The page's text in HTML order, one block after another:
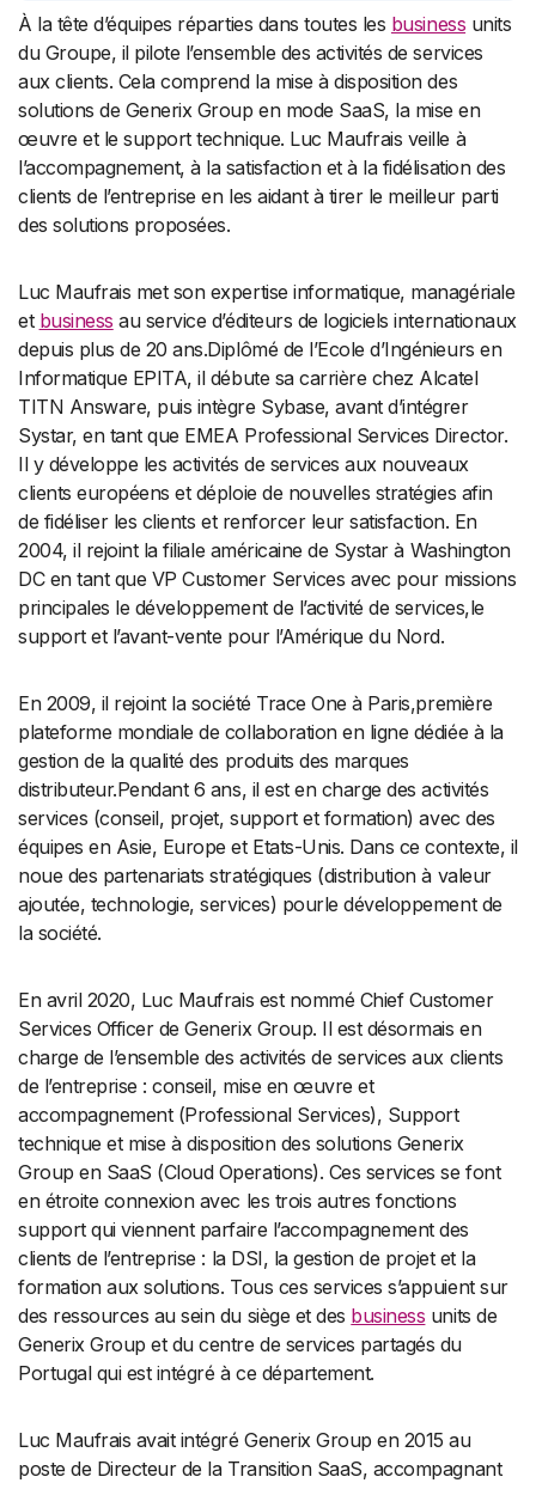
À la tête d’équipes réparties dans toutes les business units
du Groupe, il pilote l’ensemble des activités de services
aux clients. Cela comprend la mise à disposition des
solutions de Generix Group en mode SaaS, la mise en
œuvre et le support technique. Luc Maufrais veille à
l’accompagnement, à la satisfaction et à la fidélisation des
clients de l’entreprise en les aidant à tirer le meilleur parti
des solutions proposées.
Luc Maufrais met son expertise informatique, managériale
et business au service d’éditeurs de logiciels internationaux
depuis plus de 20 ans.Diplômé de l’Ecole d’Ingénieurs en
Informatique EPITA, il débute sa carrière chez Alcatel
TITN Answare, puis intègre Sybase, avant d’intégrer
Systar, en tant que EMEA Professional Services Director.
Il y développe les activités de services aux nouveaux
clients européens et déploie de nouvelles stratégies afin
de fidéliser les clients et renforcer leur satisfaction. En
2004, il rejoint la filiale américaine de Systar à Washington
DC en tant que VP Customer Services avec pour missions
principales le développement de l’activité de services,le
support et l’avant-vente pour l’Amérique du Nord.
En 2009, il rejoint la société Trace One à Paris,première
plateforme mondiale de collaboration en ligne dédiée à la
gestion de la qualité des produits des marques
distributeur.Pendant 6 ans, il est en charge des activités
services (conseil, projet, support et formation) avec des
équipes en Asie, Europe et Etats-Unis. Dans ce contexte, il
noue des partenariats stratégiques (distribution à valeur
ajoutée, technologie, services) pourle développement de
la société.
En avril 2020, Luc Maufrais est nommé Chief Customer
Services Officer de Generix Group. Il est désormais en
charge de l’ensemble des activités de services aux clients
de l’entreprise : conseil, mise en œuvre et
accompagnement (Professional Services), Support
technique et mise à disposition des solutions Generix
Group en SaaS (Cloud Operations). Ces services se font
en étroite connexion avec les trois autres fonctions
support qui viennent parfaire l’accompagnement des
clients de l’entreprise : la DSI, la gestion de projet et la
formation aux solutions. Tous ces services s’appuient sur
des ressources au sein du siège et des business units de
Generix Group et du centre de services partagés du
Portugal qui est intégré à ce département.
Luc Maufrais avait intégré Generix Group en 2015 au
poste de Directeur de la Transition SaaS, accompagnant